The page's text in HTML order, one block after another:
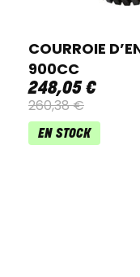
COURROIE
900CC
248,05 €
260,38€
EN STOCK